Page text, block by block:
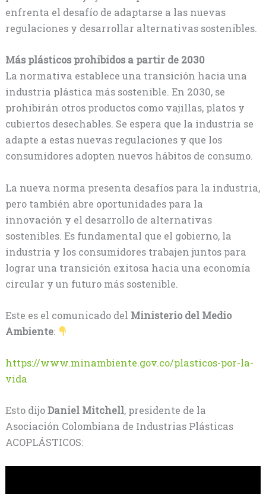
enfrenta el desafío de adaptarse a las nuevas
regulaciones y desarrollar alternativas sostenibles.
Más plásticos prohibidos a partir de 2030
La normativa establece una transición hacia una
industria plástica más sostenible. En 2030, se
prohibirán otros productos como vajillas, platos y
cubiertos desechables. Se espera que la industria se
adapte a estas nuevas regulaciones y que los
consumidores adopten nuevos hábitos de consumo.
La nueva norma presenta desafíos para la industria,
pero también abre oportunidades para la
innovación y el desarrollo de alternativas
sostenibles. Es fundamental que el gobierno, la
industria y los consumidores trabajen juntos para
lograr una transición exitosa hacia una economía
circular y un futuro más sostenible.
Este es el comunicado del Ministerio del Medio
Ambiente:
https://www.minambiente.gov.co/plasticos-por-la-
vida
Esto dijoDaniel Mitchell, presidente de la
Asociación Colombiana de Industrias Plásticas
ACOPLÁSTICOS: